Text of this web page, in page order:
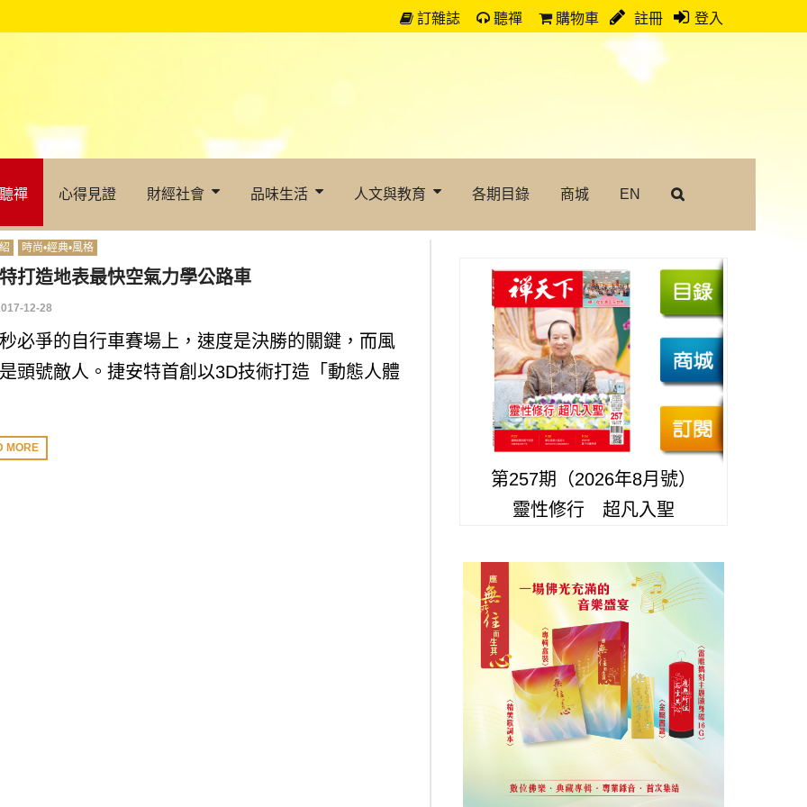
訂雜誌 聽禪 購物車 註冊 登入
聽禪 心得見證 財經社會 品味生活 人文與教育 各期目錄 商城 EN
時尚•經典•風格
打造地表最快空氣力學公路車
12-28
必爭的自行車賽場上，速度是決勝的關鍵，而風
頭號敵人。捷安特首創以3D技術打造「動態人體
MORE
第257期（2026年8月號）
靈性修行 超凡入聖